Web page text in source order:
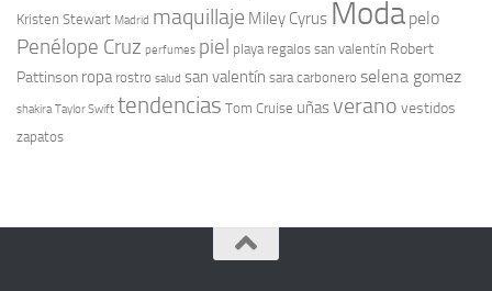
Kristen Stewart Madrid maquillaje Miley Cyrus Moda pelo
Penélope Cruz perfumes piel playa regalos san valentín Robert
Pattinson ropa rostro salud san valentín sara carbonero selena gomez
shakira Taylor Swift tendencias Tom Cruise uñasverano vestidos
zapatos